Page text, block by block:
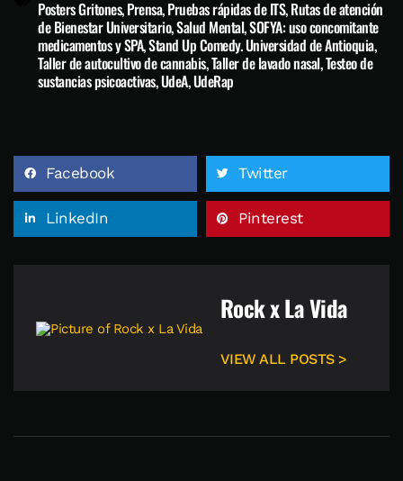
Posters Gritones,Prensa,Pruebas rápidas de ITS,Rutas de atención
de Bienestar Universitario,Salud Mental,SOFYA: uso concomitante
medicamentos y SPA,Stand Up Comedy. Universidad de Antioquia,
Taller de autocultivo de cannabis,Taller de lavado nasal,Testeo de
sustancias psicoactivas,UdeA,UdeRap
Facebook Twitter
LinkedIn Pinterest
Rock x La Vida
VIEW ALL POSTS >